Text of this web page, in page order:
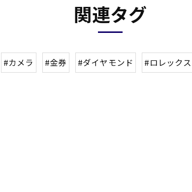
関連タグ
#カメラ #金券 #ダイヤモンド #ロレックス